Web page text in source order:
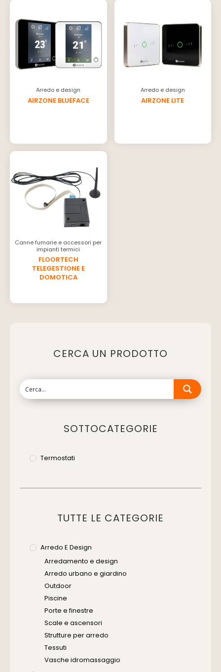
Arredo e design
AIRZONE BLUEFACE
Arredo e design
AIRZONE LITE
Canne fumarie e accessori per
impianti termici
FLOORTECH
TELEGESTIONE E
DOMOTICA
CERCA UN PRODOTTO
SOTTOCATEGORIE
Termostati
TUTTE LE CATEGORIE
Arredo E Design
Arredamento e design
Arredo urbano e giardino
Outdoor
Piscine
Porte e finestre
Scale e ascensori
Strutture per arredo
Tessuti
Vasche idromassaggio